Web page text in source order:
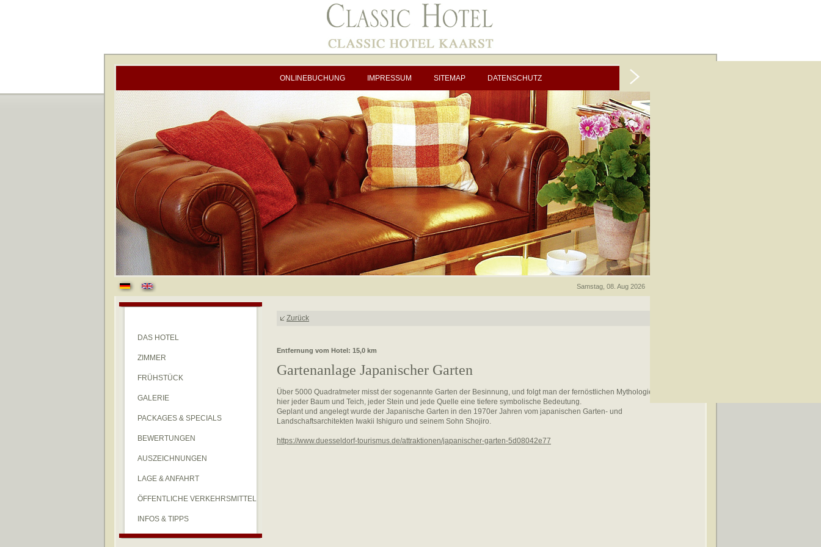
ONLINEBUCHUNG IMPRESSUM SITEMAP DATENSCHUTZ
Samstag, 08. Aug 2026
DAS HOTEL
ZIMMER
FRÜHSTÜCK
GALERIE
PACKAGES & SPECIALS
BEWERTUNGEN
AUSZEICHNUNGEN
LAGE & ANFAHRT
ÖFFENTLICHE VERKEHRSMITTEL
INFOS & TIPPS
Zurück
Entfernung vom Hotel: 15,0 km
Gartenanlage Japanischer Garten
Über 5000 Quadratmeter misst der sogenannte Garten der Besinnung, und folgt man der fernöstlichen Mythologie, dann hat
hier jeder Baum und Teich, jeder Stein und jede Quelle eine tiefere symbolische Bedeutung.
Geplant und angelegt wurde der Japanische Garten in den 1970er Jahren vom japanischen Garten- und
Landschaftsarchitekten Iwakii Ishiguro und seinem Sohn Shojiro.
https://www.duesseldorf-tourismus.de/attraktionen/japanischer-garten-5d08042e77